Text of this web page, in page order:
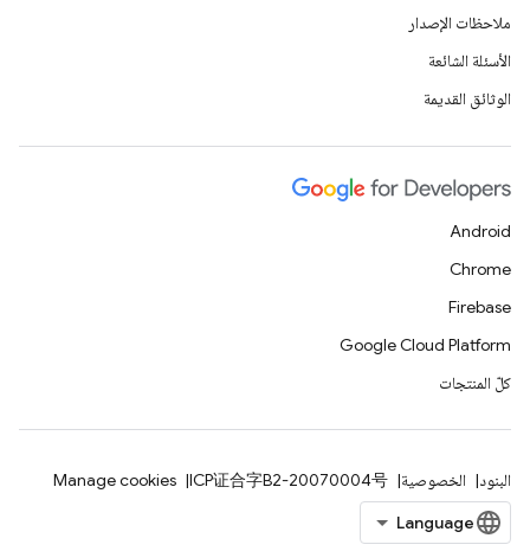
ملاحظات الإصدار
الأسئلة الشائعة
الوثائق القديمة
Android
Chrome
Firebase
Google Cloud Platform
كلّ المنتجات
البنود الخصوصية ICP证合字B2-20070004号
Manage cookies